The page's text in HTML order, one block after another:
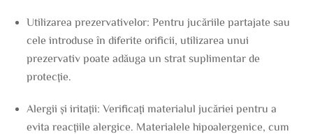
Utilizarea prezervativelor: Pentru jucăriile partajate sau
cele introduse în diferite orificii, utilizarea unui
prezervativ poate adăuga un strat suplimentar de
protecție.
Alergii și iritații: Verificați materialul jucăriei pentru a
evita reacțiile alergice. Materialele hipoalergenice, cum